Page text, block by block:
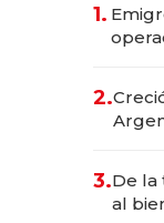
1.
2.
las
3.De la
al